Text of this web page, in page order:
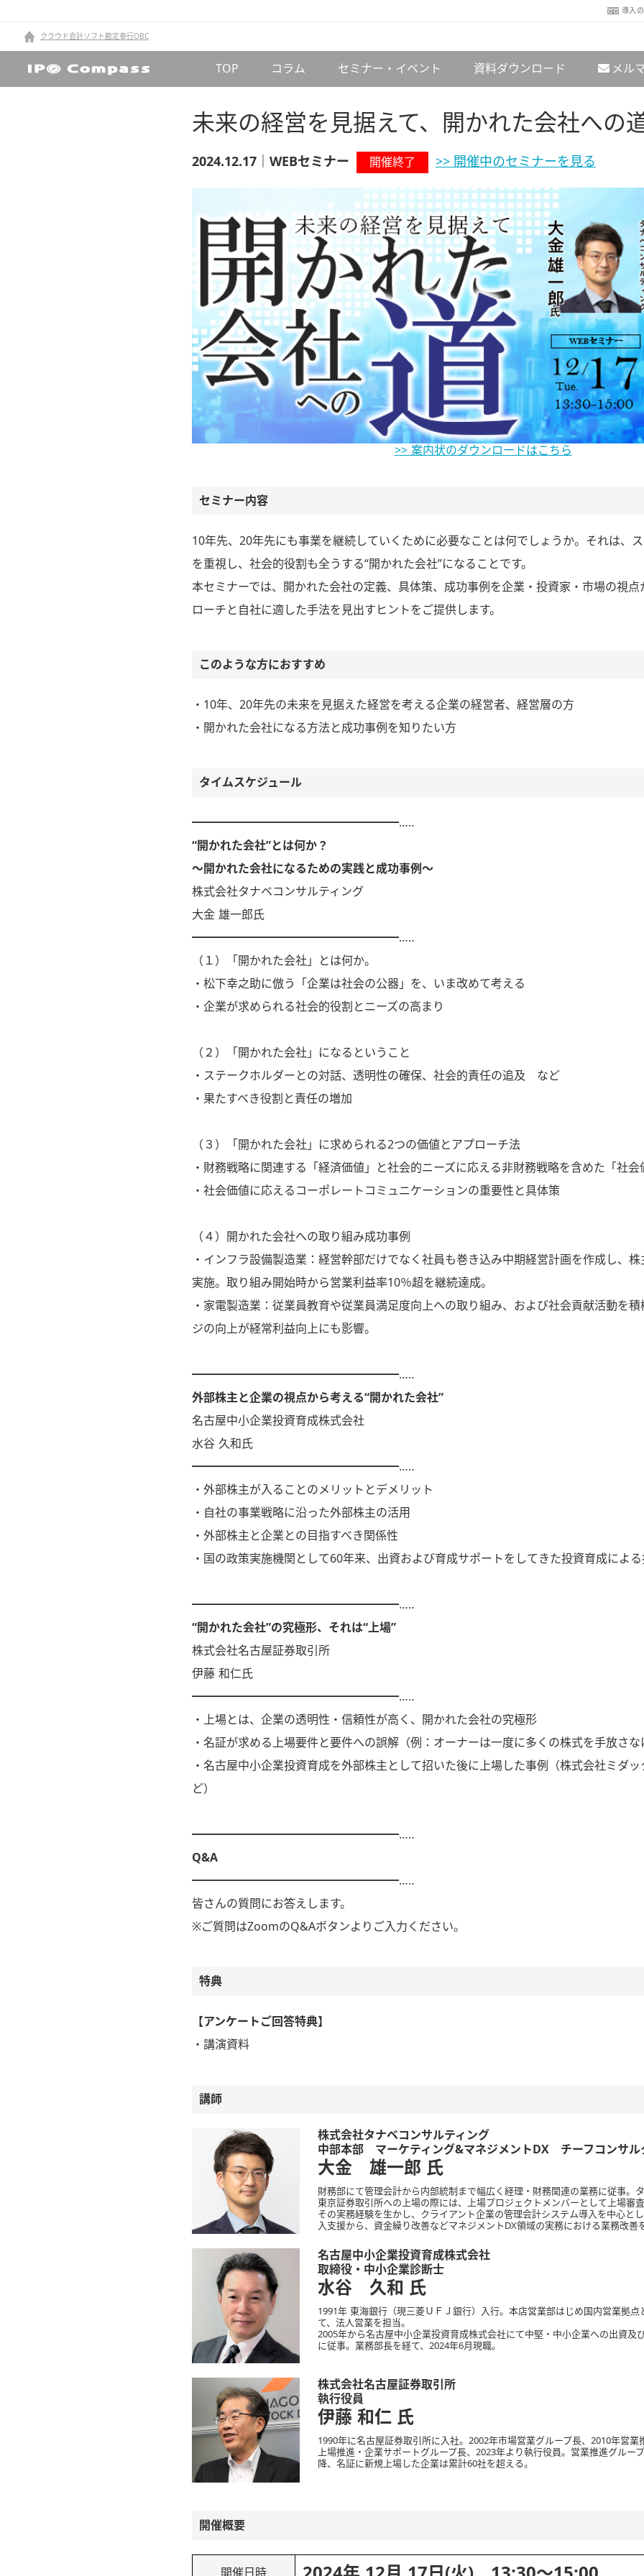
導入
クラウド会計ソフト勘定奉行OBC
TOP コラム セミナー・イベント 資料ダウンロード メル
未来の経営を見据えて、開かれた会社への
2024.12.17｜WEBセミナー 開催終了 >> 開催中のセミナーを見る
>> 案内状のダウンロードはこちら
セミナー内容
10年先、20年先にも事業を継続していくために必要なことは何でしょうか。それは、
を重視し、社会的役割も全うする“開かれた会社”になることです。
本セミナーでは、開かれた会社の定義、具体策、成功事例を企業・投資家・市場の視
ローチと自社に適した手法を見出すヒントをご提供します。
このような方におすすめ
・10年、20年先の未来を見据えた経営を考える企業の経営者、経営層の方
・開かれた会社になる方法と成功事例を知りたい方
タイムスケジュール
━━━━━━━━━━━━━━━━━━…‥
“開かれた会社”とは何か？
～開かれた会社になるための実践と成功事例～
株式会社タナベコンサルティング
大金 雄一郎氏
━━━━━━━━━━━━━━━━━━…‥
（１）「開かれた会社」とは何か。
・松下幸之助に倣う「企業は社会の公器」を、いま改めて考える
・企業が求められる社会的役割とニーズの高まり
（２）「開かれた会社」になるということ
・ステークホルダーとの対話、透明性の確保、社会的責任の追及 など
・果たすべき役割と責任の増加
（３）「開かれた会社」に求められる2つの価値とアプローチ法
・財務戦略に関連する「経済価値」と社会的ニーズに応える非財務戦略を含めた「社会
・社会価値に応えるコーポレートコミュニケーションの重要性と具体策
（４）開かれた会社への取り組み成功事例
・インフラ設備製造業：経営幹部だけでなく社員も巻き込み中期経営計画を作成し、
実施。取り組み開始時から営業利益率10％超を継続達成。
・家電製造業：従業員教育や従業員満足度向上への取り組み、および社会貢献活動を
ジの向上が経常利益向上にも影響。
━━━━━━━━━━━━━━━━━━…‥
外部株主と企業の視点から考える“開かれた会社”
名古屋中小企業投資育成株式会社
水谷 久和氏
━━━━━━━━━━━━━━━━━━…‥
・外部株主が入ることのメリットとデメリット
・自社の事業戦略に沿った外部株主の活用
・外部株主と企業との目指すべき関係性
・国の政策実施機関として60年来、出資および育成サポートをしてきた投資育成による
━━━━━━━━━━━━━━━━━━…‥
“開かれた会社”の究極形、それは“上場”
株式会社名古屋証券取引所
伊藤 和仁氏
━━━━━━━━━━━━━━━━━━…‥
・上場とは、企業の透明性・信頼性が高く、開かれた会社の究極形
・名証が求める上場要件と要件への誤解（例：オーナーは一度に多くの株式を手放さな
・名古屋中小企業投資育成を外部株主として招いた後に上場した事例（株式会社ミダ
ど）
━━━━━━━━━━━━━━━━━━…‥
Q&A
━━━━━━━━━━━━━━━━━━…‥
皆さんの質問にお答えします。
※ご質問はZoomのQ&Aボタンよりご入力ください。
特典
【アンケートご回答特典】
・講演資料
講師
株式会社タナベコンサルティング
中部本部 マーケティング&マネジメントDX チーフコンサル
大金 雄一郎 氏
財務部にて管理会計から内部統制まで幅広く経理・財務関連の業務に従事。
東京証券取引所への上場の際には、上場プロジェクトメンバーとして上場審
その実務経験を生かし、クライアント企業の管理会計システム導入を中心と
入支援から、資金繰り改善などマネジメントDX領域の実務における業務改善
名古屋中小企業投資育成株式会社
取締役・中小企業診断士
水谷 久和 氏
1991年 東海銀行（現三菱ＵＦＪ銀行）入行。本店営業部はじめ国内営業拠点
て、法人営業を担当。
2005年から名古屋中小企業投資育成株式会社にて中堅・中小企業への出資及
に従事。業務部長を経て、2024年6月現職。
株式会社名古屋証券取引所
執行役員
伊藤 和仁 氏
1990年に名古屋証券取引所に入社。2002年市場営業グループ長、2010年営業
上場推進・企業サポートグループ長、2023年より執行役員。営業推進グルー
降、名証に新規上場した企業は累計60社を超える。
開催概要
開催日時